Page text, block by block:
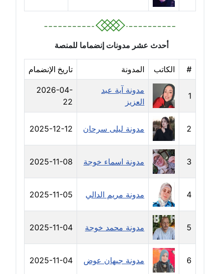
مدونة صفية الجيار
عاملة
مدونة طارق المسيري
عاملة
مدونة طلبة رضوان
متوفي
مدونة طه ابوزيد
عاملة
مدونة طه عبد الوهاب
عاملة
مدونة عاصم عرابي
عاملة
مدونة عبد الحميد ابراهيم
عاملة
مدونة عبد الرحمن محمد
أحدث عشر مدونات إنضماما للمنصة
# الكاتب المدونة تاريخ الإنضمام
1
مدونة آية عبد
العزيز
2026-04-
22
2 مدونة ليلى سرحان 2025-12-12
3 مدونة اسماء خوجة 2025-11-08
4 مدونة مريم الدالي 2025-11-05
5 مدونة محمد خوجة 2025-11-04
6 مدونة جيهان عوض 2025-11-04